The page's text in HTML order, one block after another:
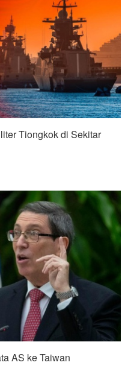
Tiongkok di Sekitar
AS ke Taiwan